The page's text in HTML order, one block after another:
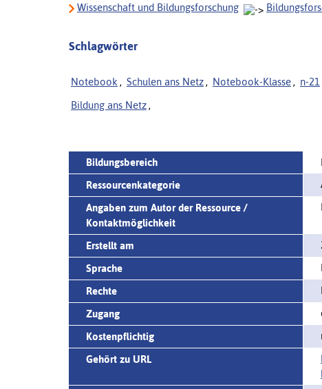
Wissenschaft und Bildungsforschung
Schlagwörter
Notebook , Schulen ans Netz , Notebook-Klasse , n-21
Bildung ans Netz ,
Bildungsbereich
Ressourcenkategorie
Angaben zum Autor der Ressource /
Kontaktmöglichkeit
Erstellt am
Sprache
Rechte
Zugang
Kostenpflichtig
Gehört zu URL